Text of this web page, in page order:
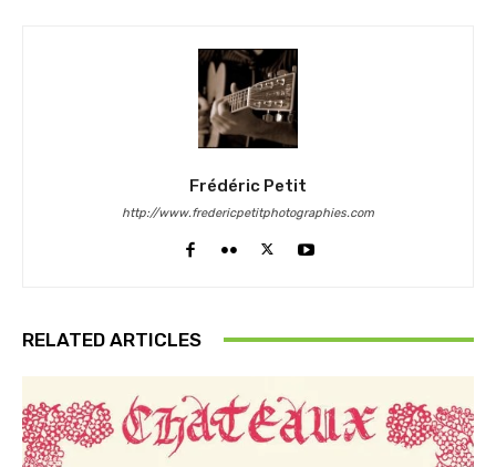
Frédéric Petit
http://www.fredericpetitphotographies.com
RELATED ARTICLES